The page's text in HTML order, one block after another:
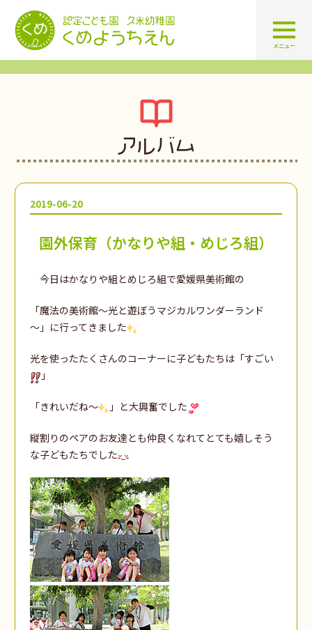
認定こども園 学校法人久米幼
メニュー
アルバム
2019-06-20
園外保育（かなりや組・めじろ組）
今日はかなりや組とめじろ組で愛媛県美術館の
「魔法の美術館～光と遊ぼうマジカルワンダーランド
～」に行ってきました
光を使ったたくさんのコーナーに子どもたちは「すごい
」
「きれいだね～ 」と大興奮でした
縦割りのペアのお友達とも仲良くなれてとても嬉しそう
な子どもたちでした